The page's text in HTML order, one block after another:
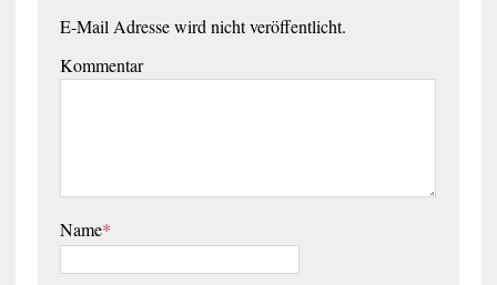
E-Mail Adresse wird nicht veröffentlicht.
Kommentar
Name*